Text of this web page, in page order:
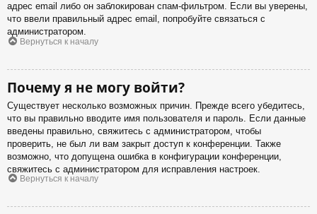
адрес email либо он заблокирован спам-фильтром. Если вы уверены,
что ввели правильный адрес email, попробуйте связаться с
администратором.
Вернуться к началу
Почему я не могу войти?
Существует несколько возможных причин. Прежде всего убедитесь,
что вы правильно вводите имя пользователя и пароль. Если данные
введены правильно, свяжитесь с администратором, чтобы
проверить, не был ли вам закрыт доступ к конференции. Также
возможно, что допущена ошибка в конфигурации конференции,
свяжитесь с администратором для исправления настроек.
Вернуться к началу